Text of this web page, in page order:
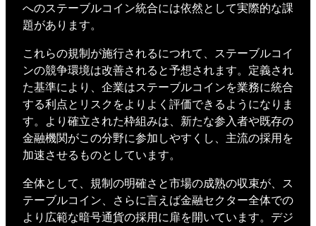
へのステーブルコイン統合には依然として実際的な課
題があります。
これらの規制が施行されるにつれて、ステーブルコイ
ンの競争環境は改善されると予想されます。定義され
た基準により、企業はステーブルコインを業務に統合
する利点とリスクをよりよく評価できるようになりま
す。より確立された枠組みは、新たな参入者や既存の
金融機関がこの分野に参加しやすくし、主流の採用を
加速させるものとしています。
全体として、規制の明確さと市場の成熟の収束が、ス
テーブルコイン、さらに言えば金融セクター全体での
より広範な暗号通貨の採用に扉を開いています。デジ